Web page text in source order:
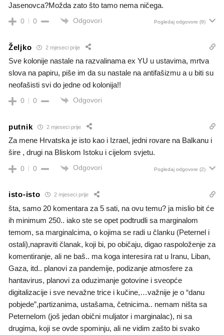
Jasenovca?Možda zato što tamo nema ničega.
0 0 Odgovori Pogledaj odgovore (9)
Željko 2 mjeseci prije
Sve kolonije nastale na razvalinama ex YU u ustavima, mrtva
slova na papiru, piše im da su nastale na antifašizmu a u biti su
neofašisti svi do jedne od kolonija!!
0 0 Odgovori
putnik 2 mjeseci prije
Za mene Hrvatska je isto kao i Izrael, jedni rovare na Balkanu i
šire , drugi na Bliskom Istoku i cijelom svjetu.
0 0 Odgovori Pogledaj odgovore (2)
isto-isto 2 mjeseci prije
šta, samo 20 komentara za 5 sati, na ovu temu? ja mislio bit će
ih minimum 250.. iako ste se opet podtrudli sa marginalom
temom, sa marginalcima, o kojima se radi u članku (Peternel i
ostali),napraviti članak, koji bi, po običaju, digao raspoloženje za
komentiranje, ali ne baš.. ma koga interesira rat u Iranu, Liban,
Gaza, itd.. planovi za pandemije, podizanje atmosfere za
hantavirus, planovi za oduzimanje gotovine i sveopće
digitalizacije i sve nevažne trice i kučine,…važnije je o “danu
pobjede”,partizanima, ustašama, četnicima.. nemam ništa sa
Peternelom (još jedan obični muljator i marginalac), ni sa
drugima, koji se ovde spominju, ali ne vidim zašto bi svako